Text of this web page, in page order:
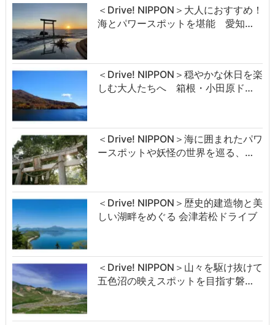
＜Drive! NIPPON＞大人におすすめ！
海とパワースポットを堪能 愛知…
＜Drive! NIPPON＞穏やかな休日を楽
しむ大人たちへ 箱根・小田原ド…
＜Drive! NIPPON＞海に囲まれたパワ
ースポットや妖怪の世界を巡る、…
＜Drive! NIPPON＞歴史的建造物と美
しい湖畔をめぐる 会津若松ドライブ
＜Drive! NIPPON＞山々を駆け抜けて
五色沼の映えスポットを目指す磐…